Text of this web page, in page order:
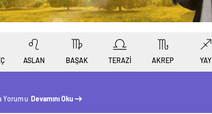
ASLAN BAŞAK TERAZİ AKREP YAY
Yorumu Devamını Oku